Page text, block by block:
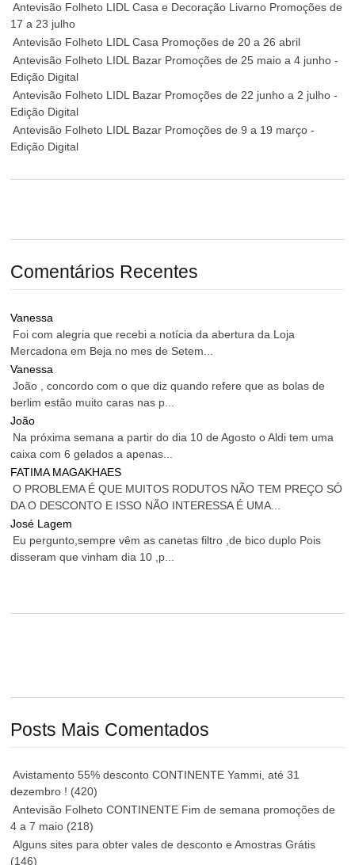
Antevisão Folheto LIDL Casa e Decoração Livarno Promoções de
17 a 23 julho
Antevisão Folheto LIDL Casa Promoções de 20 a 26 abril
Antevisão Folheto LIDL Bazar Promoções de 25 maio a 4 junho -
Edição Digital
Antevisão Folheto LIDL Bazar Promoções de 22 junho a 2 julho -
Edição Digital
Antevisão Folheto LIDL Bazar Promoções de 9 a 19 março -
Edição Digital
Comentários Recentes
Vanessa
Foi com alegria que recebi a notícia da abertura da Loja
Mercadona em Beja no mes de Setem...
Vanessa
João , concordo com o que diz quando refere que as bolas de
berlim estão muito caras nas p...
João
Na próxima semana a partir do dia 10 de Agosto o Aldi tem uma
caixa com 6 gelados a apenas...
FATIMA MAGAKHAES
O PROBLEMA É QUE MUITOS RODUTOS NÃO TEM PREÇO SÓ
DA O DESCONTO E ISSO NÃO INTERESSA É UMA...
José Lagem
Eu pergunto,sempre vêm as canetas filtro ,de bico duplo Pois
disseram que vinham dia 10 ,p...
Posts Mais Comentados
Avistamento 55% desconto CONTINENTE Yammi, até 31
dezembro ! (420)
Antevisão Folheto CONTINENTE Fim de semana promoções de
4 a 7 maio (218)
Alguns sites para obter vales de desconto e Amostras Grátis
(146)